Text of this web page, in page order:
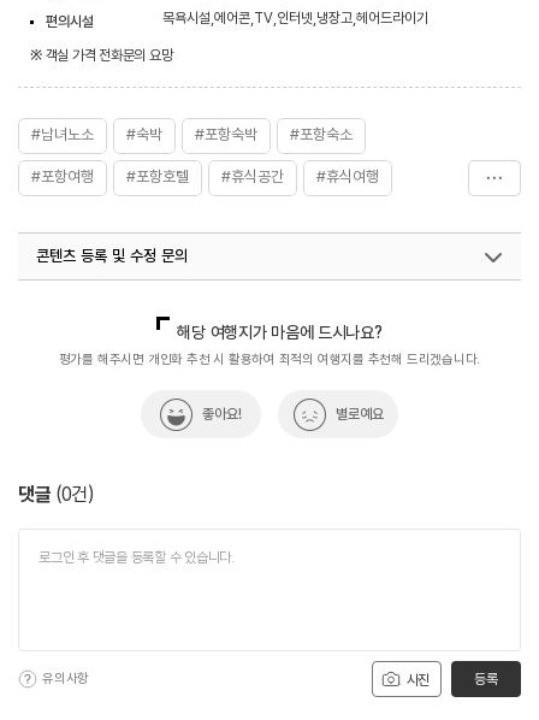
편의시설
목욕시설,에어콘,TV,인터넷,냉장고,헤어드라이기
※ 객실 가격 전화문의 요망
#남녀노소 #숙박 #포항숙박 #포항숙소
#포항여행 #포항호텔 #휴식공간 #휴식여행
콘텐츠 등록 및 수정 문의
열린관광콘텐츠팀(열린관광-모두의여행)
033-738-3425
해당 여행지가 마음에 드시나요?
평가를 해주시면 개인화 추천 시 활용하여 최적의 여행지를 추천해 드리겠습니다.
좋아요! 별로예요
댓글 (0건)
사진
유의사항 등록